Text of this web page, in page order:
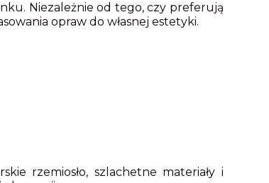
Niezależnie od tego, czy preferują
opraw do własnej estetyki.
rzemiosło, szlachetne materiały i